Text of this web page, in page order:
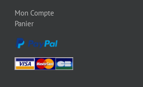
Mon Compte
Panier